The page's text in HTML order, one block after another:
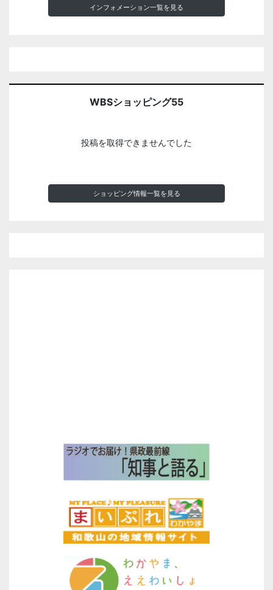
インフォメーション一覧を見る
WBSショッピング55
投稿を取得できませんでした
ショッピング情報一覧を見る